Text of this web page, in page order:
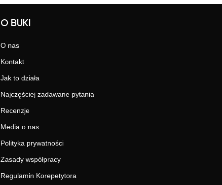
O BUKI
O nas
Kontakt
Jak to działa
Najczęściej zadawane pytania
Recenzje
Media o nas
Polityka prywatności
Zasady współpracy
Regulamin Korepetytora